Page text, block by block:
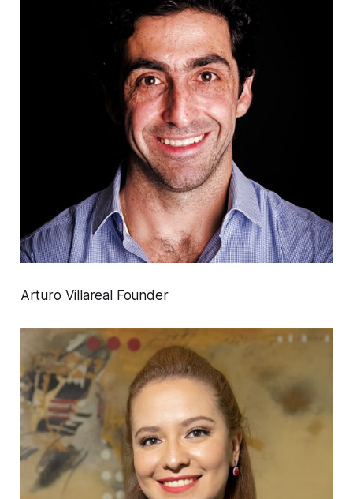
Arturo Villareal Founder